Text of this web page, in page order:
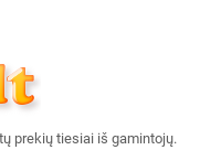
prekių tiesiai iš gamintojų.